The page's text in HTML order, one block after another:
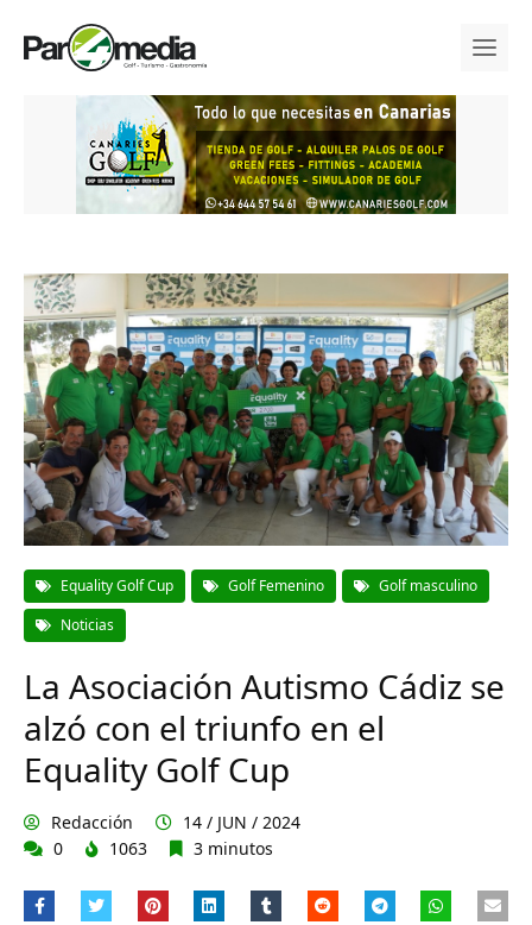
Equality Golf Cup Golf Femenino
Golf masculino
Noticias
La Asociación Autismo Cádiz se
alzó con el triunfo en el
Equality Golf Cup
Redacción
14 / JUN / 2024
0
1063 3 minutos